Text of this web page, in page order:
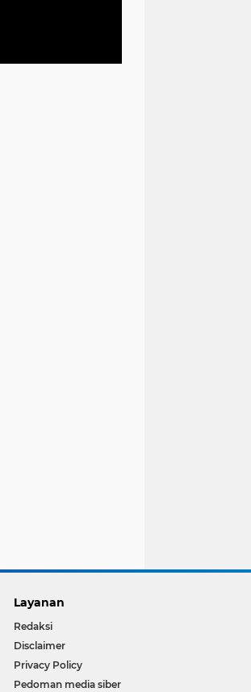
Layanan
Redaksi
Disclaimer
Privacy Policy
Pedoman media siber